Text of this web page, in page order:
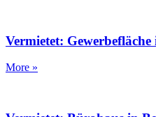
Vermietet:
More »